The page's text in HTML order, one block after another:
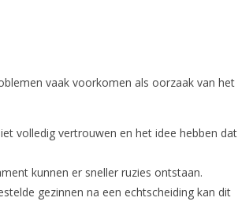
vaak voorkomen als oorzaak van het
volledig vertrouwen en het idee hebben dat
kunnen er sneller ruzies ontstaan.
gezinnen na een echtscheiding kan dit